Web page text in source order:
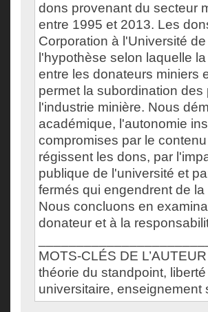
dons provenant du secteur
entre 1995 et 2013. Les
Corporation à l'Université
l'hypothèse selon laquelle
entre les donateurs miniers
permet la subordination
l'industrie minière. Nous
académique, l'autonomie
compromises par le
régissent les dons, par
publique de l'université et
fermés qui engendrent de
Nous concluons en
donateur et à la
MOTS-CLÉS DE
théorie du standpoint,
universitaire, enseignement